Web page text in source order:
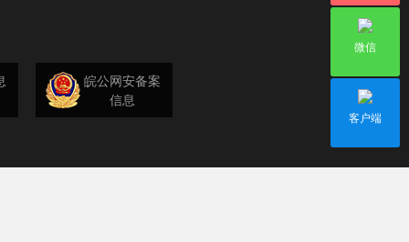
微信
客户端
皖公网安备案
信息